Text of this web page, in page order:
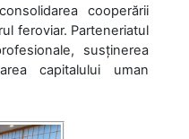
cooperării
feroviar. Parteneriatul
susținerea
capitalului uman